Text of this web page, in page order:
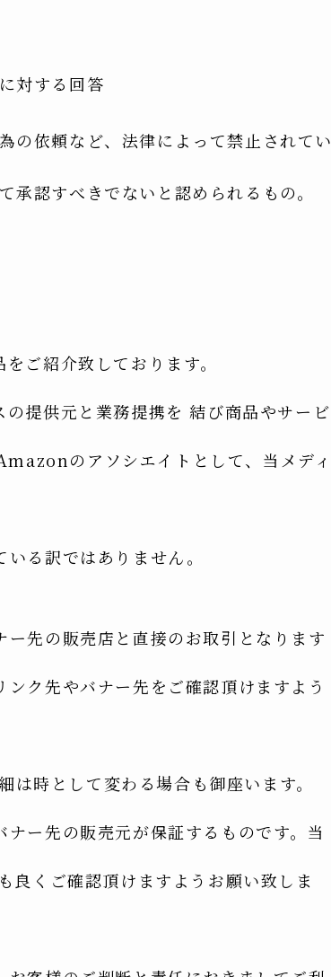
対する回答
の依頼など、法律によって禁止されてい
認すべきでないと認められるもの。
ご紹介致しております。
提供元と業務提携を 結び商品やサービ
のアソシエイトとして、当メディ
る訳ではありません。
先の販売店と直接のお取引となります
ク先やバナー先をご確認頂けますよう
時として変わる場合も御座います。
ー先の販売元が保証するものです。当
良くご確認頂けますようお願い致しま